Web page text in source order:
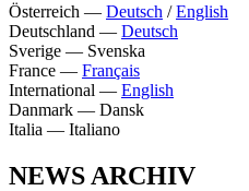
Österreich — Deutsch /English
Deutschland — Deutsch
Sverige — Svenska
France — Français
International — English
Danmark — Dansk
Italia — Italiano
NEWS ARCHIV